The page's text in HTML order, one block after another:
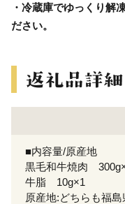
・冷蔵庫でゆっくり解
ださい。
■内容量/原産地
黒毛和牛焼肉
牛脂 10g×1
原産地:どちらも福